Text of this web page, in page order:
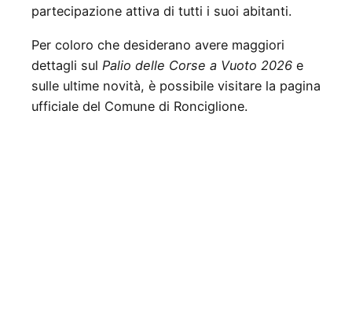
partecipazione attiva di tutti i suoi abitanti.
Per coloro che desiderano avere maggiori
dettagli sul Palio delle Corse a Vuoto 2026 e
sulle ultime novità, è possibile visitare la pagina
ufficiale del Comune di Ronciglione.